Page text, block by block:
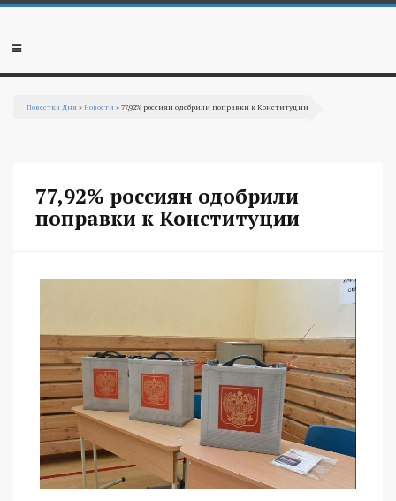
Перейти к основному содержанию
Мобильное
Повестка Дня »Новости » 77,92% россиян одобрили поправки к Конституции
77,92% россиян одобрили
поправки к Конституции